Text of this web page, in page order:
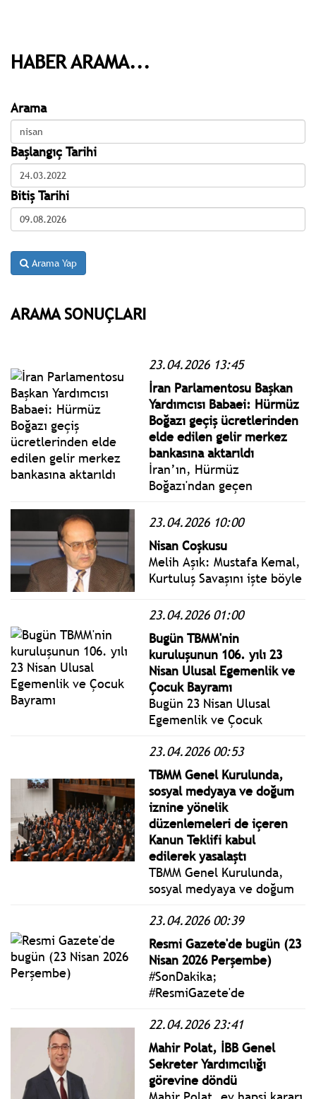
HABER ARAMA...
Arama
Başlangıç Tarihi
Bitiş Tarihi
Arama Yap
ARAMA SONUÇLARI
23.04.2026 13:45
İran Parlamentosu Başkan
Yardımcısı Babaei: Hürmüz
Boğazı geçiş ücretlerinden
elde edilen gelir merkez
bankasına aktarıldı
İran’ın, Hürmüz
Boğazı'ndan geçen
ücretlerinden ilk kez gelir
23.04.2026 10:00
Nisan Coşkusu
Melih Aşık: Mustafa Kemal,
Kurtuluş Savaşını işte böyle
ulaştırıp içinden bir
projesi çıkarmıştır. O gün
kimsenin aklında
Cumhuriyet yoktur.
23.04.2026 01:00
Bugün TBMM'nin
kuruluşunun 106. yılı 23
Nisan Ulusal Egemenlik ve
Çocuk Bayramı
Bugün 23 Nisan Ulusal
Egemenlik ve Çocuk
TBMM'nin kuruluşunun 106.
yılı. Bugün Türkiye Büyük
Millet Meclisi 106 yıl önce
23 Nisan 1920'de kuruldu.
Cumhuriyetimizin
temelleri o gün atıldı.
23.04.2026 00:53
TBMM Genel Kurulunda,
sosyal medyaya ve doğum
iznine yönelik
düzenlemeleri de içeren
Kanun Teklifi kabul
edilerek yasalaştı
TBMM Genel Kurulunda,
sosyal medyaya ve doğum
düzenlemeleri de içeren
Sosyal Hizmetler Kanunu
ve Bazı Kanunlarda
Değişiklik Yapılmasına Dair
Kanun Teklifi kabul
edilerek yasalaştı.
23.04.2026 00:39
Resmi Gazete'de bugün (23
Nisan 2026 Perşembe)
#SonDakika;
#ResmiGazete'de
Perşembe yönetmelik,
genelge ve tebliğler
takip edebilirsiniz.
22.04.2026 23:41
Mahir Polat, İBB Genel
Sekreter Yardımcılığı
görevine döndü